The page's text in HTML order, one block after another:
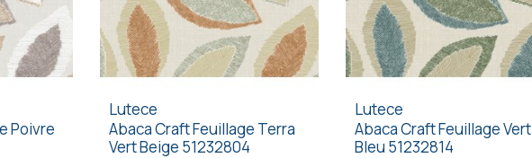
Poivre
Lutece
Abaca Craft Feuillage Terra
Vert Beige 51232804
Lutece
Abaca Craft Feuillage Vert
Bleu 51232814